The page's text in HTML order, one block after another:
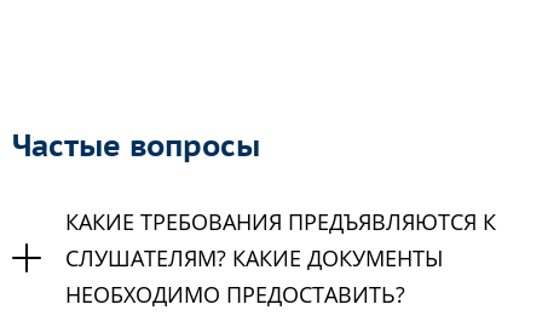
Частые вопросы
КАКИЕ ТРЕБОВАНИЯ ПРЕДЪЯВЛЯЮТСЯ К
СЛУШАТЕЛЯМ? КАКИЕ ДОКУМЕНТЫ
НЕОБХОДИМО ПРЕДОСТАВИТЬ?